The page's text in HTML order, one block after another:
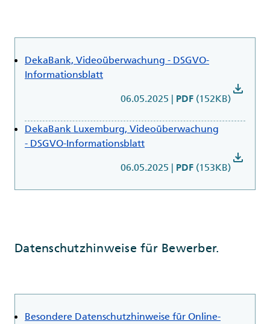
DekaBank, Videoüberwachung - DSGVO-
Informationsblatt
06.05.2025 | PDF (152KB)
download
DekaBank Luxemburg, Videoüberwachung
- DSGVO-Informationsblatt
06.05.2025 | PDF (153KB)
download
Datenschutzhinweise für Bewerber.
Besondere Datenschutzhinweise für Online-